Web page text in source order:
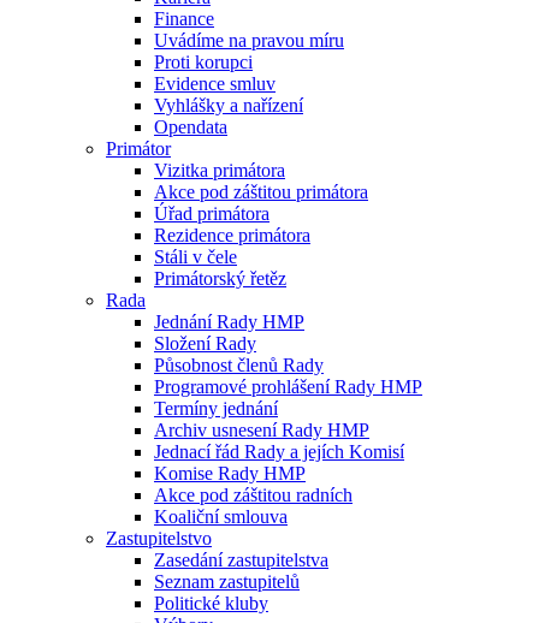
Finance
Uvádíme na pravou míru
Proti korupci
Evidence smluv
Vyhlášky a nařízení
Opendata
Primátor
Vizitka primátora
Akce pod záštitou primátora
Úřad primátora
Rezidence primátora
Stáli v čele
Primátorský řetěz
Rada
Jednání Rady HMP
Složení Rady
Působnost členů Rady
Programové prohlášení Rady HMP
Termíny jednání
Archiv usnesení Rady HMP
Jednací řád Rady a jejích Komisí
Komise Rady HMP
Akce pod záštitou radních
Koaliční smlouva
Zastupitelstvo
Zasedání zastupitelstva
Seznam zastupitelů
Politické kluby